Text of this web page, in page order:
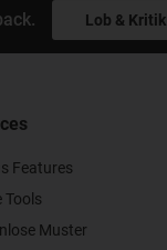
Lob & Kritik
Features
Tools
Muster